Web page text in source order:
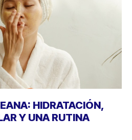
HIDRATACIÓN,
Y UNA RUTINA